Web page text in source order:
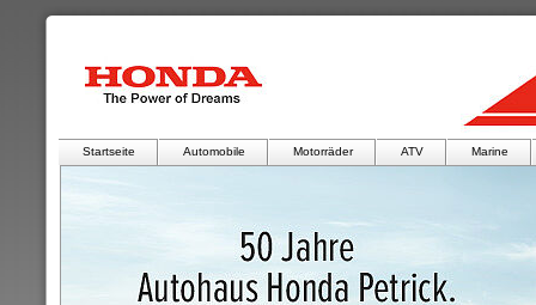
Startseite Automobile Motorräder ATV Marine